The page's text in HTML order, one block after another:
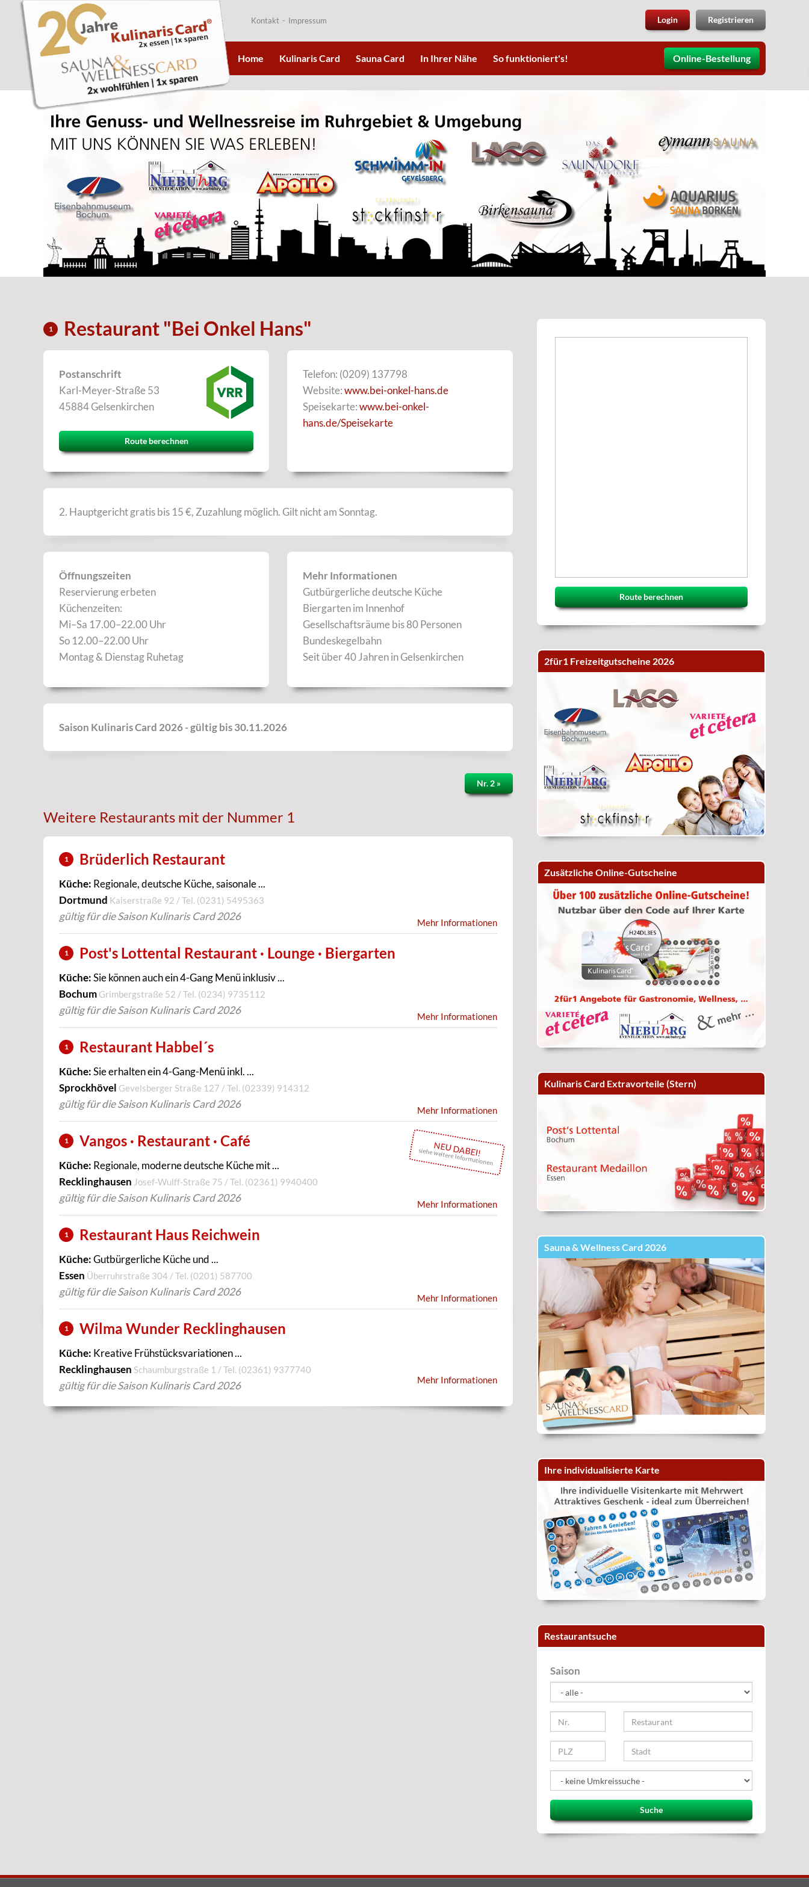
Login Registrieren
Kontakt Impressum
Online-Bestellung
Home Kulinaris Card Sauna Card In Ihrer Nähe So funktioniert's!
1 Restaurant "Bei Onkel Hans"
Postanschrift
Karl-Meyer-Straße 53
45884 Gelsenkirchen
Route berechnen
Telefon: (0209) 137798
Website:www.bei-onkel-hans.de
Speisekarte:www.bei-onkel-
hans.de/Speisekarte
2. Hauptgericht gratis bis 15 €, Zuzahlung möglich. Gilt nicht am Sonntag.
Öffnungszeiten
Reservierung erbeten
Küchenzeiten:
Mi–Sa 17.00–22.00 Uhr
So 12.00–22.00 Uhr
Montag & Dienstag Ruhetag
Mehr Informationen
Gutbürgerliche deutsche Küche
Biergarten im Innenhof
Gesellschaftsräume bis 80 Personen
Bundeskegelbahn
Seit über 40 Jahren in Gelsenkirchen
Saison Kulinaris Card 2026 - gültig bis 30.11.2026
Nr. 2 »
Weitere Restaurants mit der Nummer 1
1 Brüderlich Restaurant
Küche: Regionale, deutsche Küche, saisonale ...
Dortmund Kaiserstraße 92 / Tel. (0231) 5495363
gültig für die Saison Kulinaris Card 2026
Mehr Informationen
1 Post's Lottental Restaurant · Lounge · Biergarten
Küche:Sie können auch ein 4-Gang Menü inklusiv ...
Bochum Grimbergstraße 52 / Tel. (0234) 9735112
gültig für die Saison Kulinaris Card 2026
Mehr Informationen
1 Restaurant Habbel´s
Küche:Sie erhalten ein 4-Gang-Menü inkl. ...
Sprockhövel Gevelsberger Straße 127 / Tel. (02339) 914312
gültig für die Saison Kulinaris Card 2026
Mehr Informationen
NEU DABEI!
siehe weitere Informationen
1 Vangos · Restaurant · Café
Küche: Regionale, moderne deutsche Küche mit ...
Recklinghausen Josef-Wulff-Straße 75 / Tel. (02361) 9940400
gültig für die Saison Kulinaris Card 2026
Mehr Informationen
1 Restaurant Haus Reichwein
Küche:Gutbürgerliche Küche und ...
Essen Überruhrstraße 304 / Tel. (0201) 587700
gültig für die Saison Kulinaris Card 2026
Mehr Informationen
1 Wilma Wunder Recklinghausen
Küche: Kreative Frühstücksvariationen ...
Recklinghausen Schaumburgstraße 1 / Tel. (02361) 9377740
gültig für die Saison Kulinaris Card 2026 Mehr Informationen
Route berechnen
2für1 Freizeitgutscheine 2026
Zusätzliche Online-Gutscheine
Kulinaris Card Extravorteile (Stern)
Sauna & Wellness Card 2026
Ihre individualisierte Karte
Restaurantsuche
Saison
Suche